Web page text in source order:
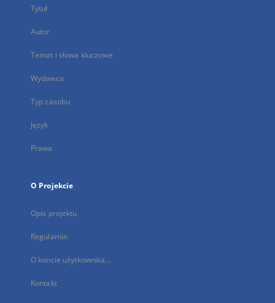
Tytuł
Autor
Temat i słowa kluczowe
Wydawca
Typ zasobu
Język
Prawa
O Projekcie
Opis projektu
Regulamin
O koncie użytkownika...
Kontakt